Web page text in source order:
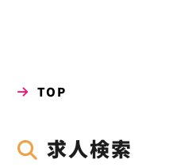
TOP
求人検索